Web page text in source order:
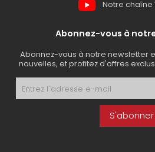
Notre chaîne
Abonnez-vous à
Abonnez-vous à notre newsletter
nouvelles, et profitez d'offres
S'abonner